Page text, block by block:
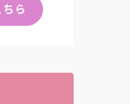
ら